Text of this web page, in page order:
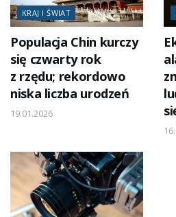
KRAJ I ŚWIAT
Populacja Chin kurczy
się czwarty rok
z rzędu; rekordowo
niska liczba urodzeń
19.01.2026